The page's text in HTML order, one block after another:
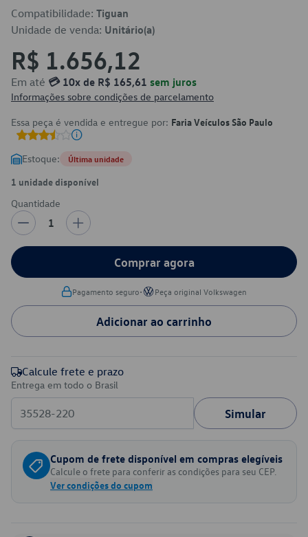
Compatibilidade: Tiguan
Unidade de venda: Unitário(a)
R$ 1.656,12
Em até 💳 10x de R$ 165,61 sem juros
Informações sobre condições de parcelamento
Essa peça é vendida e entregue por: Faria Veículos São Paulo
Estoque: Última unidade
1 unidade disponível
Quantidade
1
Comprar agora
Pagamento seguro• Peça original Volkswagen
Adicionar ao carrinho
Calcule frete e prazo
Entrega em todo o Brasil
Simular
Cupom de frete disponível em compras elegíveis
Calcule o frete para conferir as condições para seu CEP.
Ver condições do cupom